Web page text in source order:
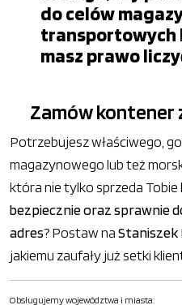
do celów
transportowych
masz prawo
Zamów kontener
Potrzebujesz właściwego,
magazynowego lub też
która nie tylko sprzeda
bezpiecznie oraz sprawnie
adres? Postaw na
jakiemu zaufały już setki
Obsługujemy województwa i miasta: